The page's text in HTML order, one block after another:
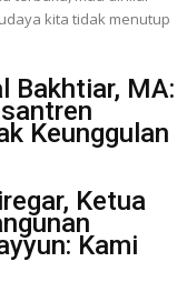
kita tidak menutup
Bakhtiar, MA:
Keunggulan
Ketua
Kami